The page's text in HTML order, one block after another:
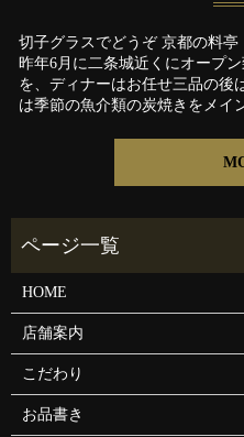
切子グラスでどうぞ 京都の料亭
昨年6月に二条城近くにオープ
を、ディナーはお任せ三品の後
は季節の魚介類の炭焼きをメ
HOME
店舗案内
こだわり
お品書き